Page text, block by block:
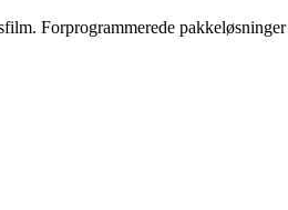
Forprogrammerede pakkeløsninger